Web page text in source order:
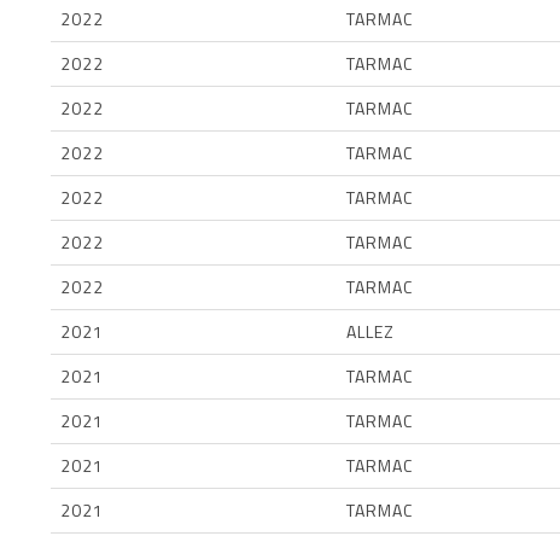
2022
TARMAC
2022
TARMAC
2022
TARMAC
2022
TARMAC
2022
TARMAC
2022
TARMAC
2022
TARMAC
2021
ALLEZ
2021
TARMAC
2021
TARMAC
2021
TARMAC
2021
TARMAC